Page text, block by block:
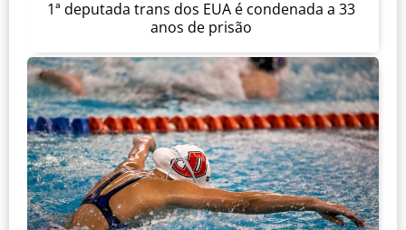
1ª deputada trans dos EUA é condenada a 33
anos de prisão